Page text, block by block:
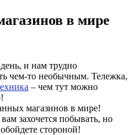
в мире
и нам трудно
чем-то необычным. Тележка,
– чем тут можно
магазинов в мире!
захочется побывать, но
стороной!